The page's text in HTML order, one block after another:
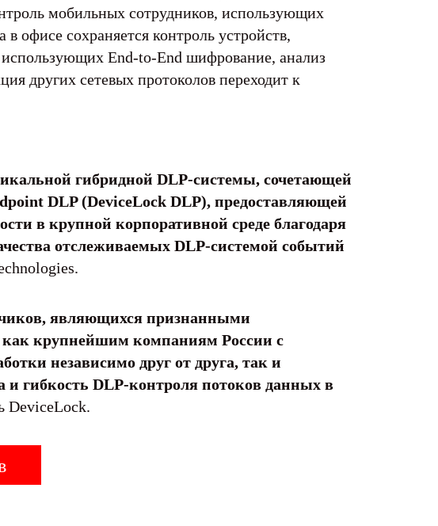
мобильных сотрудников, использующих
офисе сохраняется контроль устройств,
End-to-End шифрование, анализ
других сетевых протоколов переходит к
гибридной DLP-системы, сочетающей
DLP (DeviceLock DLP), предоставляющей
в крупной корпоративной среде благодаря
отслеживаемых DLP-системой событий
являющихся признанными
как крупнейшим компаниям России с
независимо друг от друга, так и
и гибкость DLP-контроля потоков данных в
DeviceLock.